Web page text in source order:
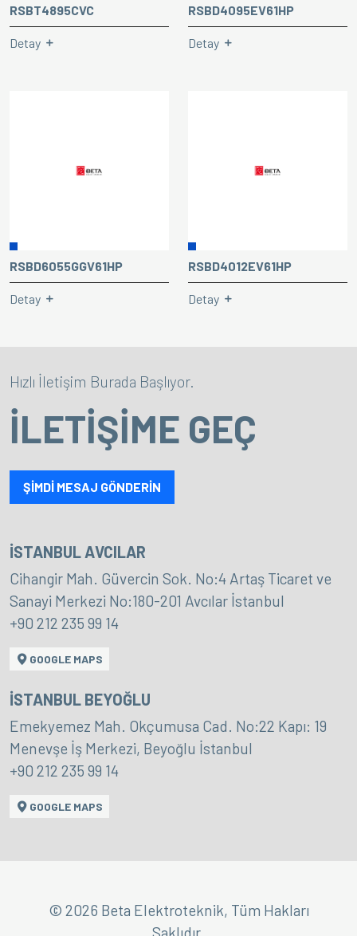
RSBT4895CVC
Detay
RSBD4095EV61HP
Detay
RSBD6055GGV61HP
Detay
RSBD4012EV61HP
Detay
Hızlı İletişim Burada Başlıyor.
İLETİŞİME GEÇ
ŞİMDİ MESAJ GÖNDERİN
İSTANBUL AVCILAR
Cihangir Mah. Güvercin Sok. No:4 Artaş Ticaret ve
Sanayi Merkezi No:180-201 Avcılar İstanbul
+90 212 235 99 14
GOOGLE MAPS
İSTANBUL BEYOĞLU
Emekyemez Mah. Okçumusa Cad. No:22 Kapı: 19
Menevşe İş Merkezi, Beyoğlu İstanbul
+90 212 235 99 14
GOOGLE MAPS
© 2026 Beta Elektroteknik, Tüm Hakları